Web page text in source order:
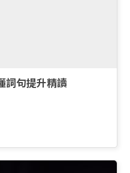
詞句提升精讀